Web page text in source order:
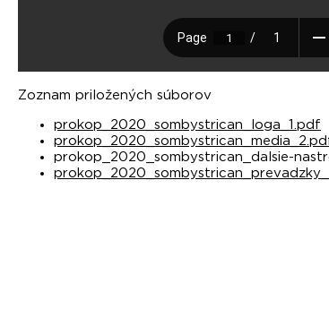
Zoznam priložených súborov
prokop_2020_sombystrican_loga_1.pdf
prokop_2020_sombystrican_dalsie-